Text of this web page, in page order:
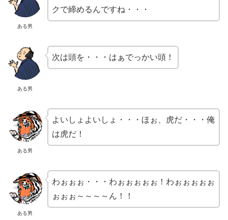
ある男
クで締めるんですね・・・
ある男
次は頭を・・・はぁでっかい頭！
ある男
よいしょよいしょ・・・ほぉ、虎だ・・・俺
は虎だ！
ある男
わぉぉぉ・・・わぉぉぉぉぉ！わぉぉぉぉぉ
ぉぉぉ～～～～ん！！